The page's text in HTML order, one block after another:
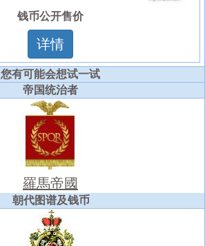
钱币公开售价
详情
您有可能会想试一试
帝国统治者
羅馬帝國
朝代图谱及钱币